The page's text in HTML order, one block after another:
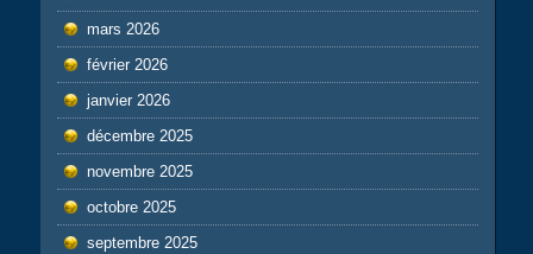
mars 2026
février 2026
janvier 2026
décembre 2025
novembre 2025
octobre 2025
septembre 2025